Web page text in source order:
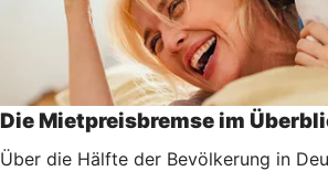
Die Mietpreisbremse im
Über die Hälfte der Bevölkerung in